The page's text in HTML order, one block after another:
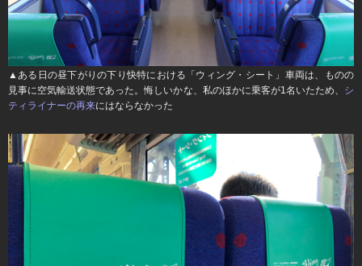
▲ある日の昼下がりの下り快特における「ウィング・シート」車両は、ものの
見事に空気輸送状態であった。悔しいかな、私のほかに乗客が1名いたため、 シ
ティライナーの再来にはならなかった